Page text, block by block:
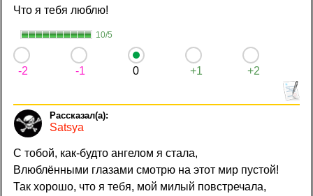
Что я тебя люблю!
10/5
-2 -1 0 +1 +2
Satsya
С тобой, как-будто ангелом я стала,
Влюблёнными глазами смотрю на этот мир пустой!
Так хорошо, что я тебя, мой милый повстречала,